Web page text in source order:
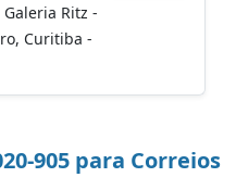
Ritz -
Curitiba -
905 para Correios